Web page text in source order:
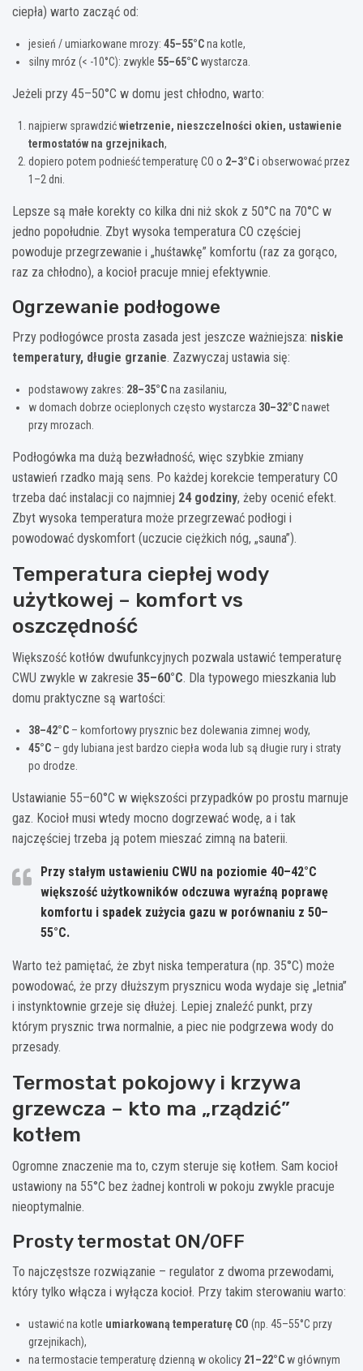
ciepła) warto zacząć od:
jesień / umiarkowane mrozy: 45–55°Cna kotle,
silny mróz (< -10°C): zwykle 55–65°C wystarcza.
Jeżeli przy 45–50°C w domu jest chłodno, warto:
najpierw sprawdzićwietrzenie, nieszczelności okien, ustawienie
termostatów na grzejnikach,
dopiero potem podnieść temperaturę CO o 2–3°Ci obserwować przez
1–2 dni.
Lepsze są małe korekty co kilka dni niż skok z 50°C na 70°C w
jedno popołudnie. Zbyt wysoka temperatura CO częściej
powoduje przegrzewanie i „huśtawkę” komfortu (raz za gorąco,
raz za chłodno), a kocioł pracuje mniej efektywnie.
Ogrzewanie podłogowe
Przy podłogówce prosta zasada jest jeszcze ważniejsza: niskie
temperatury, długie grzanie. Zazwyczaj ustawia się:
podstawowy zakres: 28–35°Cna zasilaniu,
w domach dobrze ocieplonych często wystarcza 30–32°Cnawet
przy mrozach.
Podłogówka ma dużą bezwładność, więc szybkie zmiany
ustawień rzadko mają sens. Po każdej korekcie temperatury CO
trzeba dać instalacji co najmniej 24 godziny, żeby ocenić efekt.
Zbyt wysoka temperatura może przegrzewać podłogi i
powodować dyskomfort (uczucie ciężkich nóg, „sauna”).
Temperatura ciepłej wody
użytkowej – komfort vs
oszczędność
Większość kotłów dwufunkcyjnych pozwala ustawić temperaturę
CWU zwykle w zakresie 35–60°C. Dla typowego mieszkania lub
domu praktyczne są wartości:
38–42°C – komfortowy prysznic bez dolewania zimnej wody,
45°C – gdy lubiana jest bardzo ciepła woda lub są długie rury i straty
po drodze.
Ustawianie 55–60°C w większości przypadków po prostu marnuje
gaz. Kocioł musi wtedy mocno dogrzewać wodę, a i tak
najczęściej trzeba ją potem mieszać zimną na baterii.
Przy stałym ustawieniu CWU na poziomie 40–42°C
większość użytkowników odczuwa wyraźną poprawę
komfortu i spadek zużycia gazu w porównaniu z 50–
55°C.
Warto też pamiętać, że zbyt niska temperatura (np. 35°C) może
powodować, że przy dłuższym prysznicu woda wydaje się „letnia”
i instynktownie grzeje się dłużej. Lepiej znaleźć punkt, przy
którym prysznic trwa normalnie, a piec nie podgrzewa wody do
przesady.
Termostat pokojowy i krzywa
grzewcza – kto ma „rządzić”
kotłem
Ogromne znaczenie ma to, czym steruje się kotłem. Sam kocioł
ustawiony na 55°C bez żadnej kontroli w pokoju zwykle pracuje
nieoptymalnie.
Prosty termostat ON/OFF
To najczęstsze rozwiązanie – regulator z dwoma przewodami,
który tylko włącza i wyłącza kocioł. Przy takim sterowaniu warto:
ustawić na kotle umiarkowaną temperaturę CO (np. 45–55°C przy
grzejnikach),
na termostacie temperaturę dzienną w okolicy 21–22°C w głównym